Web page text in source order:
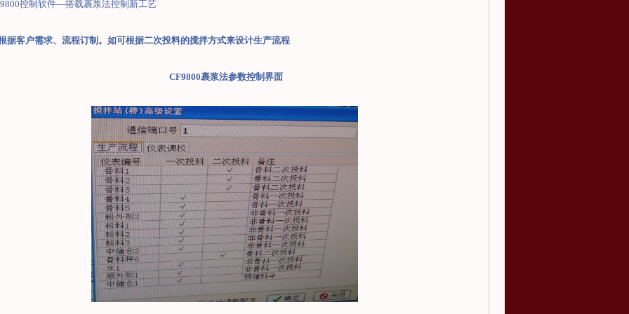
控制软件—搭载裹浆法控制新工艺
据客户需求、流程订制。如可根据二次投料的搅拌方式来设计生产流程
CF9800裹浆法参数控制界面